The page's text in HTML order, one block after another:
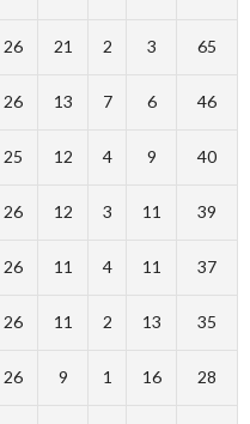
26 21 2 3 65
26 13 7 6 46
25 12 4 9 40
26 12 3 11 39
26 11 4 11 37
26 11 2 13 35
26 9 1 16 28